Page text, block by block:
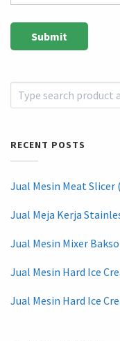
RECENT POSTS
Jual Mesin Meat Slicer
Jual Meja Kerja
Jual Mesin Mixer
Jual Mesin Hard Ice
Jual Mesin Hard Ice